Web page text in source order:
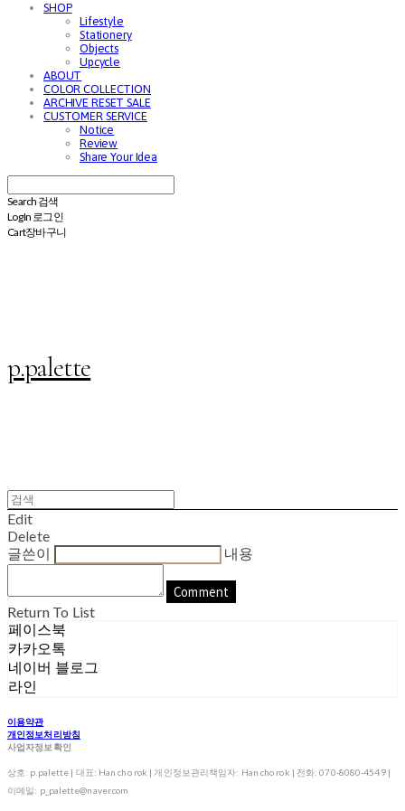
SHOP
Lifestyle
Stationery
Objects
Upcycle
ABOUT
COLOR COLLECTION
ARCHIVE RESET SALE
CUSTOMER SERVICE
Notice
Review
Share Your Idea
Search 검색
Log In 로그인
Cart장바구니
p.palette
Edit
Delete
글쓴이
내용
Comment
Return To List
페이스북
카카오톡
네이버 블로그
라인
이용약관
개인정보처리방침
사업자정보확인
상호: p.palette | 대표: Han cho rok | 개인정보관리책임자: Han cho rok | 전화: 070-8080-4549 |
이메일: p_palette@naver.com